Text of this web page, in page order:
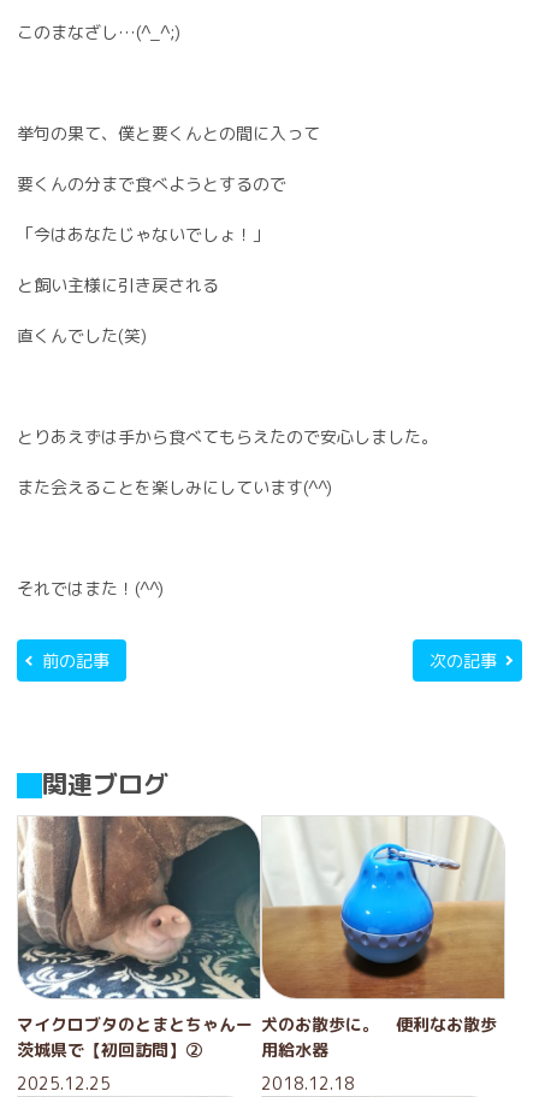
このまなざし…(^_^;)
挙句の果て、僕と要くんとの間に入って
要くんの分まで食べようとするので
「今はあなたじゃないでしょ！」
と飼い主様に引き戻される
直くんでした(笑)
とりあえずは手から食べてもらえたので安心しました。
また会えることを楽しみにしています(^^)
それではまた！(^^)
前の記事 次の記事
関連ブログ
マイクロブタのとまとちゃんー
茨城県で【初回訪問】②
2025.12.25
犬のお散歩に。 便利なお散歩
用給水器
2018.12.18